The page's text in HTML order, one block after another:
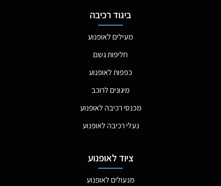
ביגוד רכיבה
מעילים לאופנוע
חליפות גשם
כפפות לאופנוע
מיגונים לרוכב
מכנסי רכיבה לאופנוע
נעלי רכיבה לאופנוע
ציוד לאופנוע
מנעולים לאופנוע